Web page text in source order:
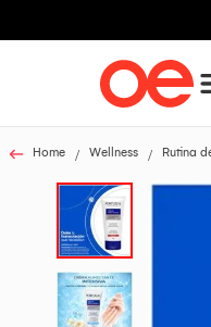
Home Wellness Rutina